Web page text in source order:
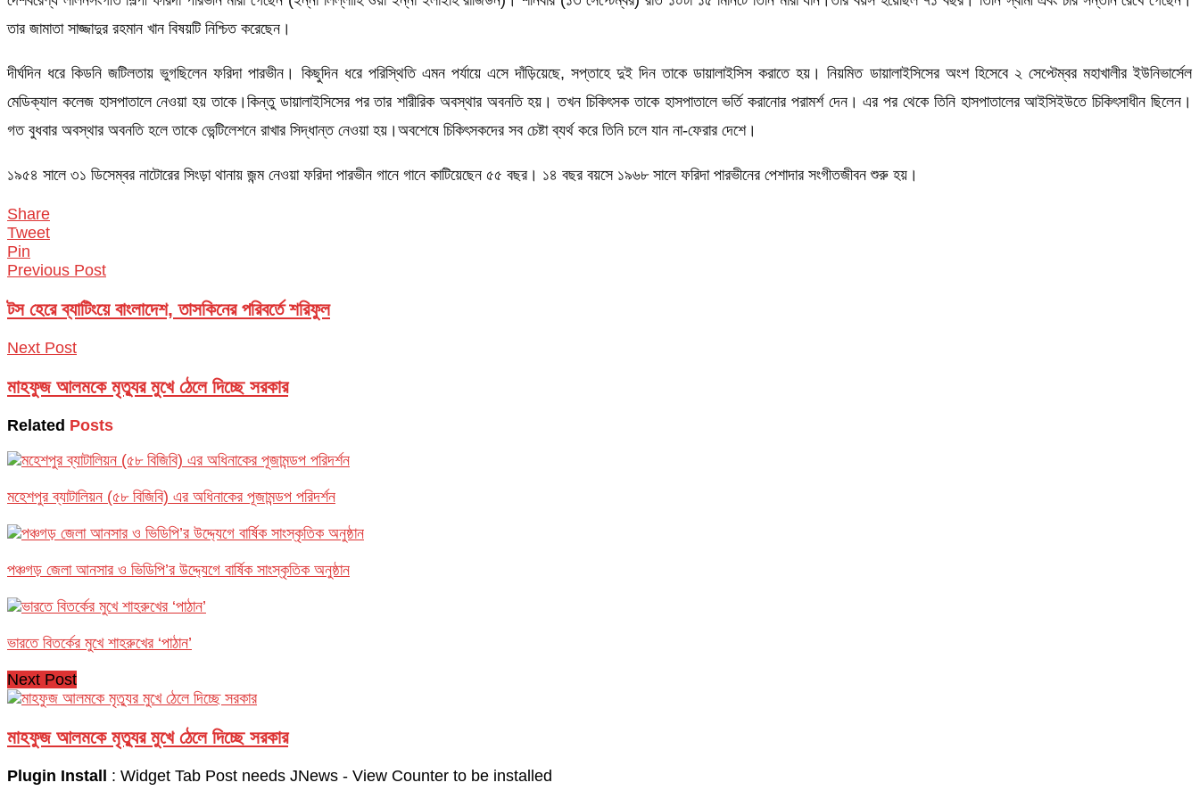
তার জামাতা সাজ্জাদুর রহমান খান বিষয়টি নিশ্চিত করেছেন।
দীর্ঘদিন ধরে কিডনি জটিলতায় ভুগছিলেন ফরিদা পারভীন। কিছুদিন ধরে পরিস্থিতি এমন পর্যায়ে এসে দাঁড়িয়েছে, সপ্তাহে দুই দিন তাকে ডায়ালাইসিস করাতে হয়। নিয়মিত ডায়ালাইসিসের অংশ হিসেবে ২ সেপ্টেম্বর মহাখালীর ইউনিভার্সেল
মেডিক্যাল কলেজ হাসপাতালে নেওয়া হয় তাকে।কিন্তু ডায়ালাইসিসের পর তার শারীরিক অবস্থার অবনতি হয়। তখন চিকিৎসক তাকে হাসপাতালে ভর্তি করানোর পরামর্শ দেন। এর পর থেকে তিনি হাসপাতালের আইসিইউতে চিকিৎসাধীন ছিলেন।
গত বুধবার অবস্থার অবনতি হলে তাকে ভেন্টিলেশনে রাখার সিদ্ধান্ত নেওয়া হয়।অবশেষে চিকিৎসকদের সব চেষ্টা ব্যর্থ করে তিনি চলে যান না-ফেরার দেশে।
১৯৫৪ সালে ৩১ ডিসেম্বর নাটোরের সিংড়া থানায় জন্ম নেওয়া ফরিদা পারভীন গানে গানে কাটিয়েছেন ৫৫ বছর। ১৪ বছর বয়সে ১৯৬৮ সালে ফরিদা পারভীনের পেশাদার সংগীতজীবন শুরু হয়।
Share
Tweet
Pin
Previous Post
টস হেরে ব্যাটিংয়ে বাংলাদেশ, তাসকিনের পরিবর্তে শরিফুল
Next Post
মাহফুজ আলমকে মৃত্যুর মুখে ঠেলে দিচ্ছে সরকার
Related Posts
মহেশপুর ব্যাটালিয়ন (৫৮ বিজিবি) এর অধিনাকের পূজামন্ডপ পরিদর্শন
পঞ্চগড় জেলা আনসার ও ভিডিপি’র উদ্দ্যেগে বার্ষিক সাংস্কৃতিক অনুষ্ঠান
ভারতে বিতর্কের মুখে শাহরুখের ‘পাঠান’
Next Post
মাহফুজ আলমকে মৃত্যুর মুখে ঠেলে দিচ্ছে সরকার
Plugin Install : Widget Tab Post needs JNews - View Counter to be installed